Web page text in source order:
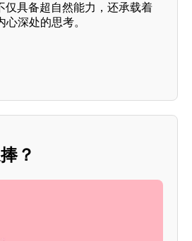
仅具备超自然能力，还承载着
深处的思考。
？